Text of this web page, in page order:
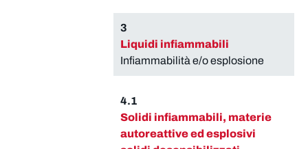
3
Liquidi infiammabili
Infiammabilità e/o esplosione
4.1
Solidi infiammabili, materie
autoreattive ed esplosivi